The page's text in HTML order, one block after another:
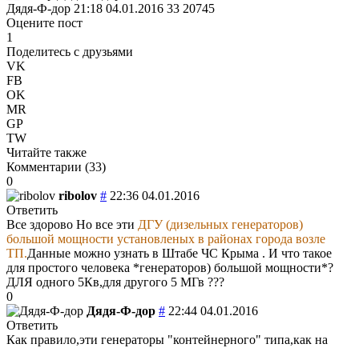
Дядя-Ф-дор 21:18 04.01.2016 33 20745
Оцените пост
1
Поделитесь с друзьями
VK
FB
OK
MR
GP
TW
Читайте также
Комментарии (33)
0
ribolov # 22:36 04.01.2016
Ответить
Все здорово Но все эти ДГУ (дизельных генераторов)
большой мощности установленых в районах города возле
ТП.Данные можно узнать в Штабе ЧС Крыма . И что такое
для простого человека *генераторов) большой мощности*?
ДЛЯ одного 5Кв,для другого 5 МГв ???
0
Дядя-Ф-дор # 22:44 04.01.2016
Ответить
Как правило,эти генераторы "контейнерного" типа,как на